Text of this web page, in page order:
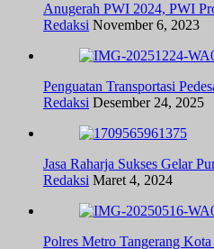
Anugerah PWI 2024, PWI
Redaksi November 6, 2023
Penguatan Transportasi
Redaksi Desember 24, 2025
Jasa Raharja Sukses Gelar
Redaksi Maret 4, 2024
Polres Metro Tangerang